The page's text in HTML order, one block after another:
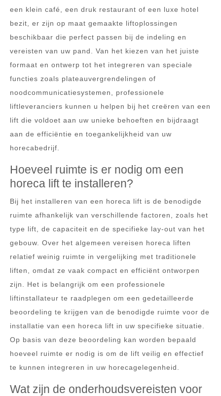
een klein café, een druk restaurant of een luxe hotel
bezit, er zijn op maat gemaakte liftoplossingen
beschikbaar die perfect passen bij de indeling en
vereisten van uw pand. Van het kiezen van het juiste
formaat en ontwerp tot het integreren van speciale
functies zoals plateauvergrendelingen of
noodcommunicatiesystemen, professionele
liftleveranciers kunnen u helpen bij het creëren van een
lift die voldoet aan uw unieke behoeften en bijdraagt
aan de efficiëntie en toegankelijkheid van uw
horecabedrijf.
Hoeveel ruimte is er nodig om een ​​
horeca lift te installeren?
Bij het installeren van een horeca lift is de benodigde
ruimte afhankelijk van verschillende factoren, zoals het
type lift, de capaciteit en de specifieke lay-out van het
gebouw. Over het algemeen vereisen horeca liften
relatief weinig ruimte in vergelijking met traditionele
liften, omdat ze vaak compact en efficiënt ontworpen
zijn. Het is belangrijk om een professionele
liftinstallateur te raadplegen om een gedetailleerde
beoordeling te krijgen van de benodigde ruimte voor de
installatie van een horeca lift in uw specifieke situatie.
Op basis van deze beoordeling kan worden bepaald
hoeveel ruimte er nodig is om de lift veilig en effectief
te kunnen integreren in uw horecagelegenheid.
Wat zijn de onderhoudsvereisten voor